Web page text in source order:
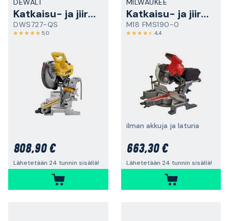
DEWALT
Katkaisu- ja jiirisaha
DWS727-QS
5,0
808,90 €
Lähetetään 24 tunnin sisällä!
MILWAUKEE
Katkaisu- ja jiirisaha
M18 FMS190-0
4,4
ilman akkuja ja laturia
663,30 €
Lähetetään 24 tunnin sisällä!